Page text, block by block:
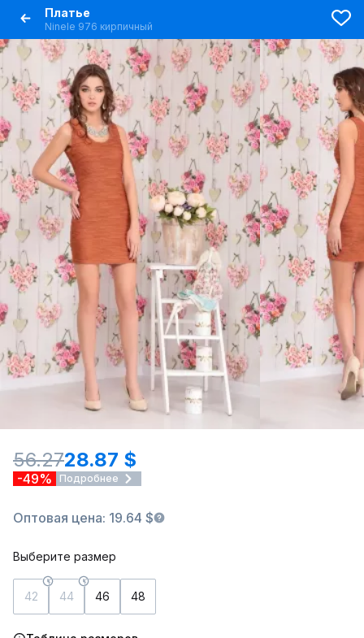
Платье
Ninele 976 кирпичный
56.2728.87 $
-49% Подробнее
Оптовая цена: 19.64 $
Выберите размер
42 44 46 48